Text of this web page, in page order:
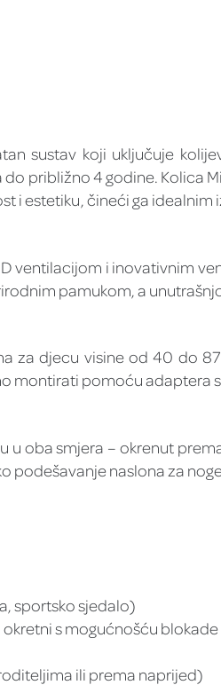
sustav koji uključuje
približno 4 godine. Kolica
i estetiku, čineći ga
ventilacijom i inovativnim
pamukom, a
za djecu visine od 40 do
montirati pomoću
u oba smjera – okrenut
podešavanje naslona za
sportsko sjedalo)
s mogućnošću blokade
ili prema naprijed)